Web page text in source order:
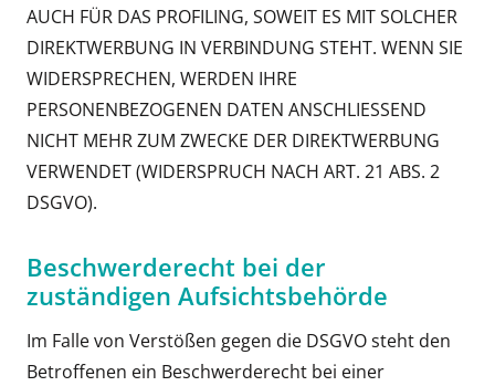
AUCH FÜR DAS PROFILING, SOWEIT ES MIT SOLCHER
DIREKTWERBUNG IN VERBINDUNG STEHT. WENN SIE
WIDERSPRECHEN, WERDEN IHRE
PERSONENBEZOGENEN DATEN ANSCHLIESSEND
NICHT MEHR ZUM ZWECKE DER DIREKTWERBUNG
VERWENDET (WIDERSPRUCH NACH ART. 21 ABS. 2
DSGVO).
Beschwerde­recht bei der
zuständigen Aufsichts­behörde
Im Falle von Verstößen gegen die DSGVO steht den
Betroffenen ein Beschwerderecht bei einer